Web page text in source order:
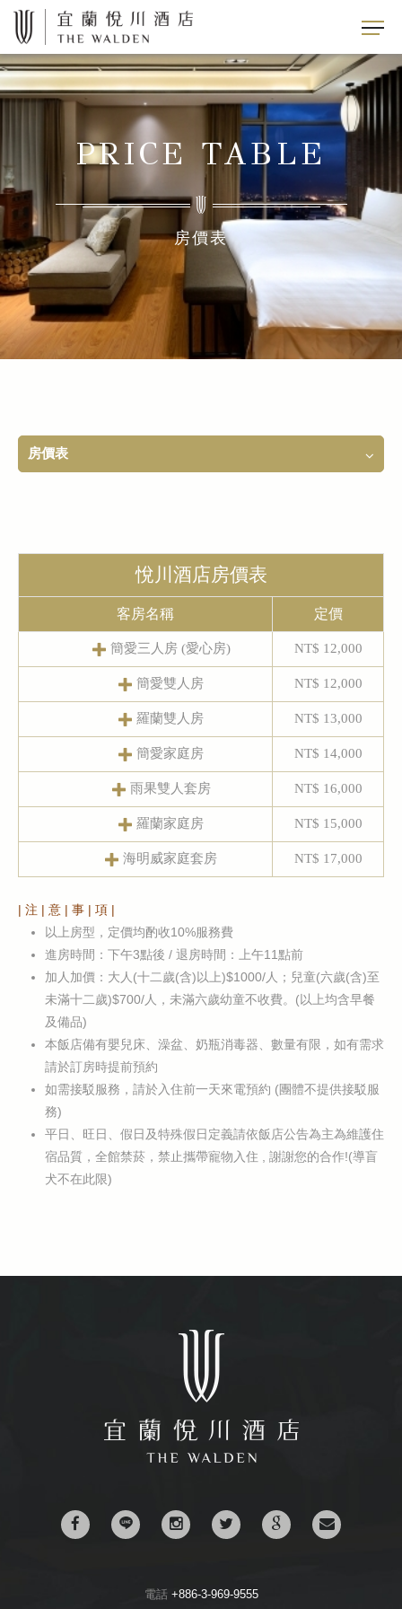
PRICE TABLE
房價表
房價表
悅川酒店房價表
客房名稱 定價
簡愛三人房 (愛心房) NT$ 12,000
簡愛雙人房 NT$ 12,000
羅蘭雙人房 NT$ 13,000
簡愛家庭房 NT$ 14,000
雨果雙人套房 NT$ 16,000
羅蘭家庭房 NT$ 15,000
海明威家庭套房 NT$ 17,000
| 注 | 意 | 事 | 項 |
以上房型，定價均酌收10%服務費
進房時間：下午3點後 / 退房時間：上午11點前
加人加價：大人(十二歲(含)以上)$1000/人；兒童(六歲(含)至
未滿十二歲)$700/人，未滿六歲幼童不收費。(以上均含早餐
及備品)
本飯店備有嬰兒床、澡盆、奶瓶消毒器、數量有限，如有需求
請於訂房時提前預約
如需接駁服務，請於入住前一天來電預約 (團體不提供接駁服
務)
平日、旺日、假日及特殊假日定義請依飯店公告為主為維護住
宿品質，全館禁菸，禁止攜帶寵物入住 , 謝謝您的合作!(導盲
犬不在此限)
電話 +886-3-969-9555